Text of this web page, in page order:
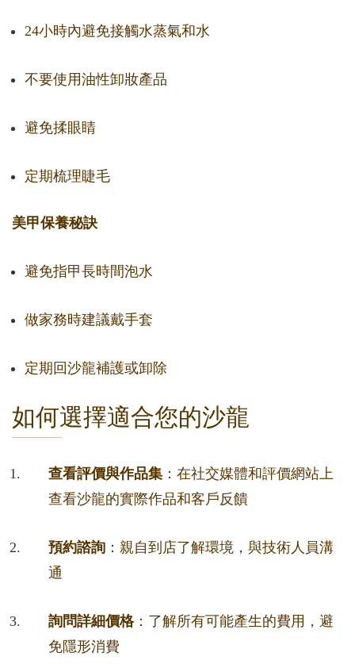
24小時內避免接觸水蒸氣和水
不要使用油性卸妝產品
避免揉眼睛
定期梳理睫毛
美甲保養秘訣
避免指甲長時間泡水
做家務時建議戴手套
定期回沙龍補護或卸除
如何選擇適合您的沙龍
查看評價與作品集 ：在社交媒體和評價網站上
查看沙龍的實際作品和客戶反饋
預約諮詢 ：親自到店了解環境，與技術人員溝
通
詢問詳細價格：了解所有可能產生的費用，避
免隱形消費